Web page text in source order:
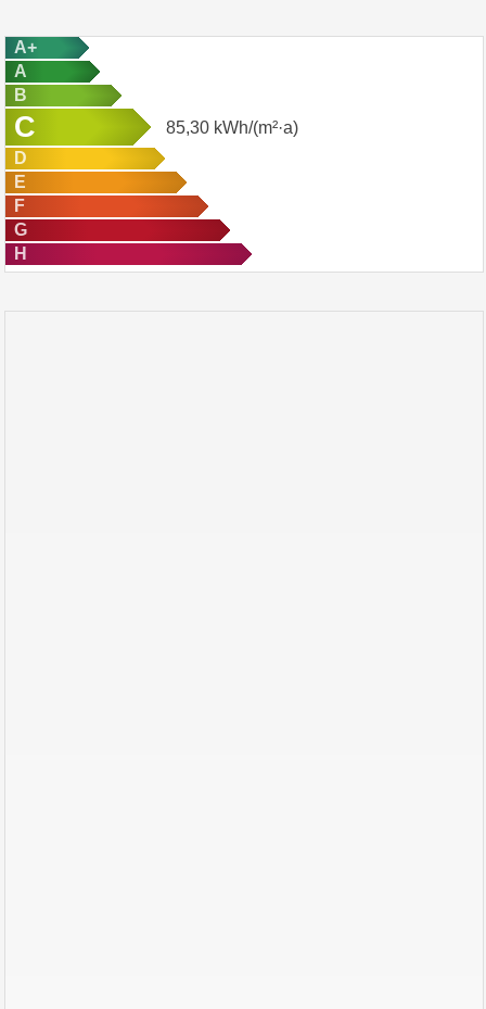
A+
A
B
C 85,30 kWh/(m²·a)
D
E
F
G
H